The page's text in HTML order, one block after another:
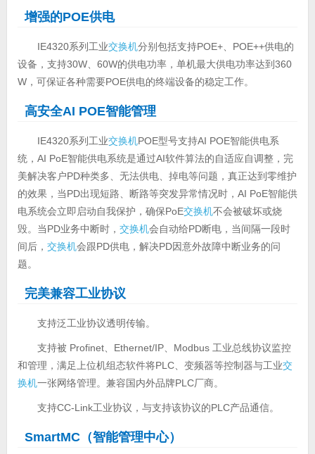
增强的POE供电
IE4320系列工业交换机分别包括支持POE+、POE++供电的
设备，支持30W、60W的供电功率，单机最大供电功率达到360
W，可保证各种需要POE供电的终端设备的稳定工作。
高安全AI POE智能管理
IE4320系列工业交换机POE型号支持AI POE智能供电系
统，AI PoE智能供电系统是通过AI软件算法的自适应自调整，完
美解决客户PD种类多、无法供电、掉电等问题，真正达到零维护
的效果，当PD出现短路、断路等突发异常情况时，AI PoE智能供
电系统会立即启动自我保护，确保PoE交换机不会被破坏或烧
毁。当PD业务中断时， 交换机会自动给PD断电，当间隔一段时
间后， 交换机会跟PD供电，解决PD因意外故障中断业务的问
题。
完美兼容工业协议
支持泛工业协议透明传输。
支持被 Profinet、Ethernet/IP、Modbus 工业总线协议监控
和管理，满足上位机组态软件将PLC、变频器等控制器与工业交
换机一张网络管理。兼容国内外品牌PLC厂商。
支持CC-Link工业协议，与支持该协议的PLC产品通信。
SmartMC（智能管理中心）